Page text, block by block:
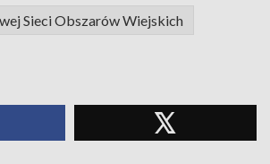
Sieci Obszarów Wiejskich